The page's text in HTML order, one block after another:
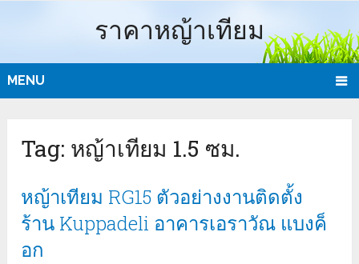
ราคาหญ้าเทียม
MENU
Tag: หญ้าเทียม 1.5 ซม.
หญ้าเทียม RG15 ตัวอย่างงานติดตั้ง
ร้าน Kuppadeli อาคารเอราวัณ แบงค็
อก